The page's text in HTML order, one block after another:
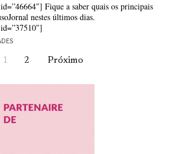
Fique a saber quais os principais
nestes últimos dias.
1 2 Próximo